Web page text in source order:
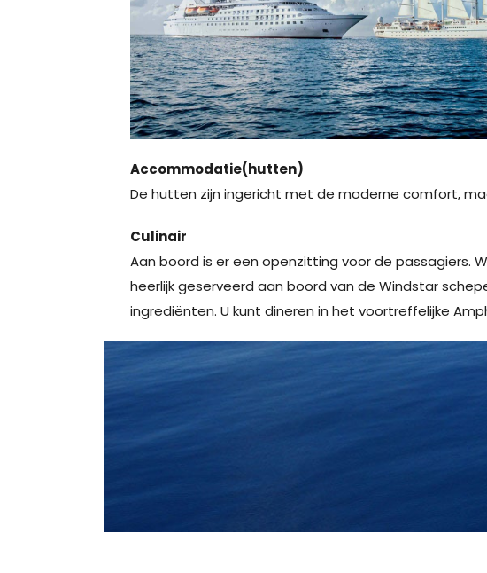
Accommodatie(hutten)
De hutten zijn ingericht met de moderne comfort,
Culinair
Aan boord is er een openzitting voor de passagiers.
heerlijk geserveerd aan boord van de Windstar
ingrediënten. U kunt dineren in het voortreffelijke